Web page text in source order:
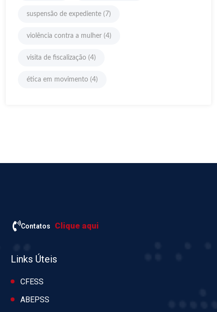
suspensão de expediente (7)
violência contra a mulher (4)
visita de fiscalização (4)
ética em movimento (4)
Contatos Clique aqui
Links Úteis
CFESS
ABEPSS